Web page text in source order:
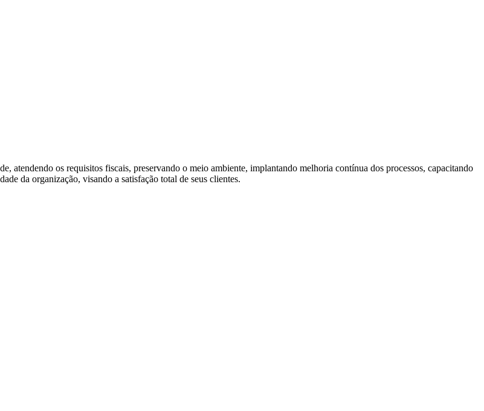
os requisitos fiscais, preservando o meio ambiente, implantando melhoria contínua dos processos, capacitando
da organização, visando a satisfação total de seus clientes.